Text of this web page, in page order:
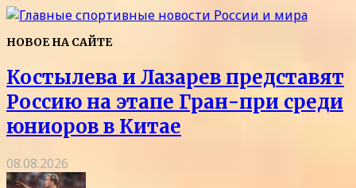
НОВОЕ НА САЙТЕ
Костылева и Лазарев представят
Россию на этапе Гран-при среди
юниоров в Китае
08.08.2026